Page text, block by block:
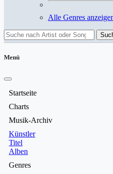
Alle Genres
Menü
Startseite
Charts
Musik-Archiv
Künstler
Titel
Alben
Genres